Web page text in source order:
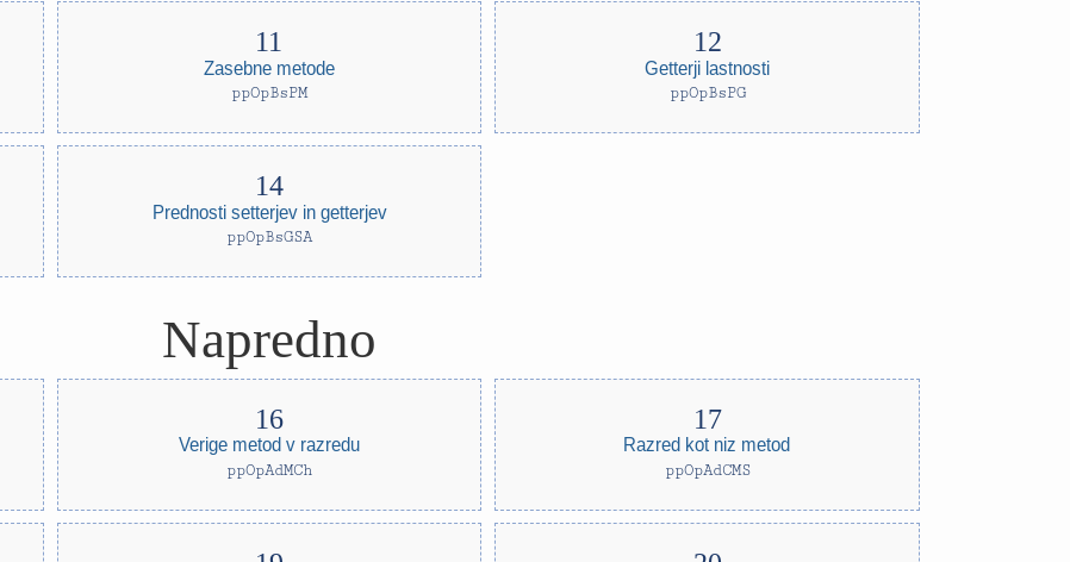
Zasebne metode
ppOpBsPM
Getterji lastnosti
ppOpBsPG
Prednosti setterjev in getterjev
ppOpBsGSA
Napredno
Verige metod v razredu
ppOpAdMCh
Razred kot niz metod
ppOpAdCMS